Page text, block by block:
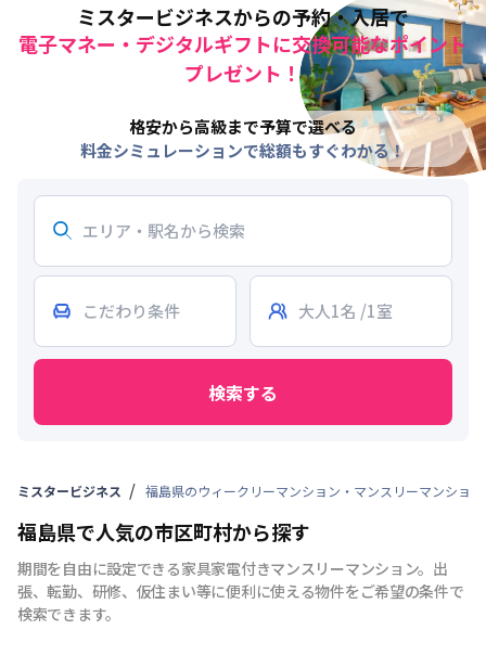
ミスタービジネスからの予約・入居で
電子マネー・デジタルギフトに交換可能なポイント
プレゼント！
格安から高級まで予算で選べる
料金シミュレーションで総額もすぐわかる！
検索する
ミスタービジネス 福島県のウィークリーマンション・マンスリーマンショ
福島県で人気の市区町村から探す
期間を自由に設定できる家具家電付きマンスリーマンション。出
張、転勤、研修、仮住まい等に便利に使える物件をご希望の条件で
検索できます。